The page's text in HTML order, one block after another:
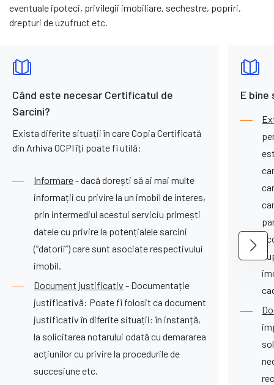
eventuale ipoteci, privilegii imobiliare, sechestre, popriri,
drepturi de uzufruct etc.
Când este necesar Certificatul de
Sarcini?
Exista diferite situații în care Copia Certificată
din Arhiva OCPI îți poate fi utilă:
Informare- dacă dorești să ai mai multe
informații cu privire la un imobil de interes,
prin intermediul acestui serviciu primești
datele cu privire la potențialele sarcini
(”datorii”) care sunt asociate respectivului
imobil.
Document justificativ - Documentație
justificativă: Poate fi folosit ca document
justificativ în diferite situații: în instanță,
la solicitarea notarului odată cu demararea
acțiunilor cu privire la procedurile de
succesiune etc.
E bine